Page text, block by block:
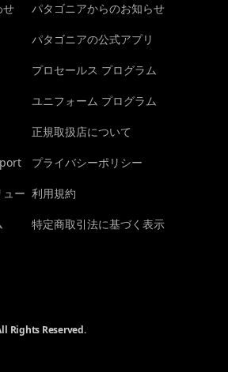
せ
ー
パタゴニアからのお知らせ
パタゴニアの公式アプリ
プロセールス プログラム
ユニフォーム プログラム
正規取扱店について
プライバシーポリシー
利用規約
特定商取引法に基づく表示
Rights Reserved.